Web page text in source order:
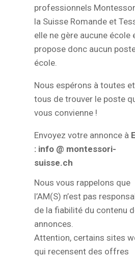
professionnels
la Suisse Romande et
elle ne gère aucune école
propose donc aucun
école.
Nous espérons à toutes
tous de trouver le poste
vous convienne !
Envoyez votre annonce à
: info @ montessori-
suisse.ch
Nous vous rappelons que
l’AM(S) n’est pas
de la fiabilité du contenu
annonces.
Attention, certains sites
qui recensent des offres